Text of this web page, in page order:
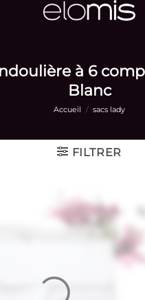
à 6
Blanc
Accueil / sacs lady
FILTRER